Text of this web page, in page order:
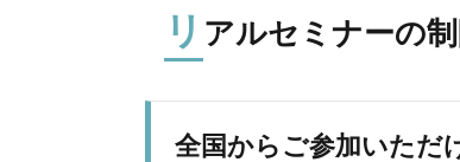
リ アルセミナーの
全国からご参加いただ